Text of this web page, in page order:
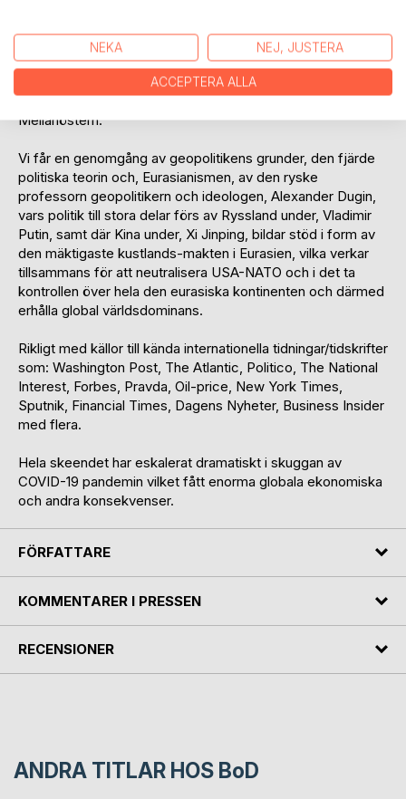
supermaktstatus står i dagsläget under intensiva attacker
från främst Ryssland och Kina med kampen om oljan i
fokus och där Vladimir Putin har lyckats med det helt
omöjliga. Nämligen att, erhålla politiskt stöd av alla länder i
Mellanöstern.
Vi får en genomgång av geopolitikens grunder, den fjärde
politiska teorin och, Eurasianismen, av den ryske
professorn geopolitikern och ideologen, Alexander Dugin,
vars politik till stora delar förs av Ryssland under, Vladimir
Putin, samt där Kina under, Xi Jinping, bildar stöd i form av
den mäktigaste kustlands-makten i Eurasien, vilka verkar
tillsammans för att neutralisera USA-NATO och i det ta
kontrollen över hela den eurasiska kontinenten och därmed
erhålla global världsdominans.
Rikligt med källor till kända internationella tidningar/tidskrifter
som: Washington Post, The Atlantic, Politico, The National
Interest, Forbes, Pravda, Oil-price, New York Times,
Sputnik, Financial Times, Dagens Nyheter, Business Insider
med flera.
Hela skeendet har eskalerat dramatiskt i skuggan av
COVID-19 pandemin vilket fått enorma globala ekonomiska
och andra konsekvenser.
FÖRFATTARE
KOMMENTARER I PRESSEN
RECENSIONER
ANDRA TITLAR HOS BoD
NEKA NEJ, JUSTERA
ACCEPTERA ALLA